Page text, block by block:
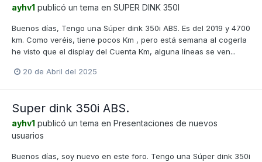
ayhv1 publicó un tema en SUPER DINK 350I
Buenos días, Tengo una Súper dink 350i ABS. Es del 2019 y 4700
km. Como veréis, tiene pocos Km , pero está semana al cogerla
he visto que el display del Cuenta Km, alguna líneas se ven...
20 de Abril del 2025
Super dink 350i ABS.
ayhv1 publicó un tema en Presentaciones de nuevos
usuarios
Buenos días, soy nuevo en este foro. Tengo una Súper dink 350i